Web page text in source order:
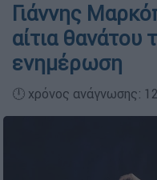
Γιάννης
αίτια θανάτου
ενημέρωση
🕛 χρόνος ανάγνωσης: